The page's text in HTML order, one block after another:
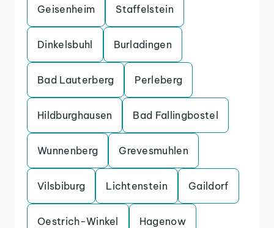
Geisenheim Staffelstein
Dinkelsbuhl Burladingen
Bad Lauterberg Perleberg
Hildburghausen Bad Fallingbostel
Wunnenberg Grevesmuhlen
Vilsbiburg Lichtenstein Gaildorf
Oestrich-Winkel Hagenow